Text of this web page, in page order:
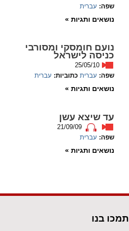
שפה: עברית
נושאים ותגיות »
נועם חומסקי ומסורבי
כניסה לישראל
25/05/10
שפה: עברית כתוביות: עברית
נושאים ותגיות »
עד שיצא עשן
21/09/09
שפה: עברית
נושאים ותגיות »
תמכו בנו